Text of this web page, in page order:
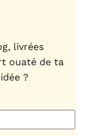
livrées
ouaté de ta
?